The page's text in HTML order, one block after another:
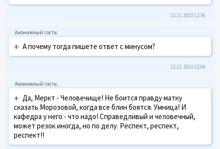
12.11.2010 12:56
+ А почему тогда пишете ответ с минусом?
12.11.2010 12:04
+ Да, Меркт - Человечище! Не боится правду матку
сказать Морозовой, когда все блин боятся. Умница! И
кафедра у него - что надо! Справедливый и человечный,
может резок иногда, но по делу. Респект, респект,
респект!!